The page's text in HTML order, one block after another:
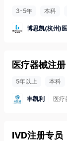
3-5年 本科
博思凯(杭州)
医疗器械注册
5年以上 本科
丰凯利 医疗
IVD注册专员